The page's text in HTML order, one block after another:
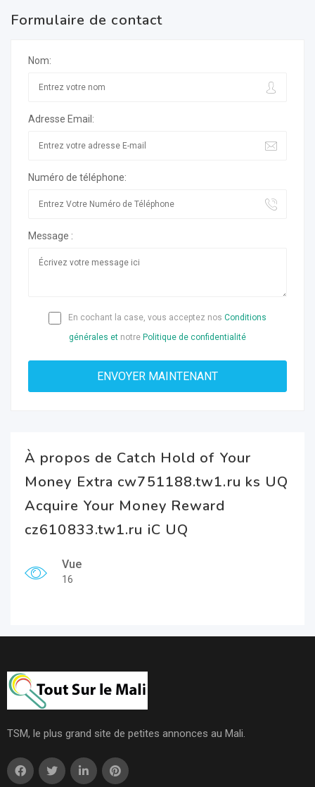
Formulaire de contact
Nom:
Adresse Email:
Numéro de téléphone:
Message :
En cochant la case, vous acceptez nos Conditions
générales et notre Politique de confidentialité
À propos de Catch Hold of Your
Money Extra cw751188.tw1.ru ks UQ
Acquire Your Money Reward
cz610833.tw1.ru iC UQ
Vue
16
TSM, le plus grand site de petites annonces au Mali.